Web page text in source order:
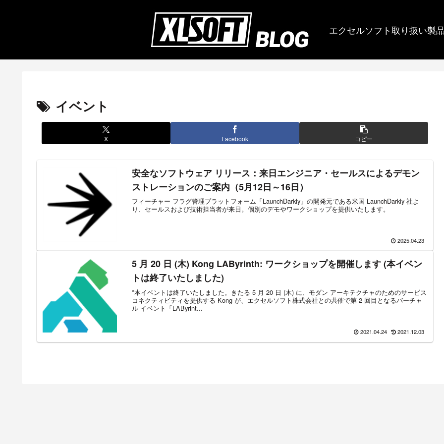
エクセルソフト取り扱い製
イベント
X Facebook コピー
安全なソフトウェア リリース：来日エンジニア・セールスによるデモン
ストレーションのご案内（5月12日～16日）
フィーチャー フラグ管理プラットフォーム「LaunchDarkly」の開発元である米国 LaunchDarkly 社よ
り、セールスおよび技術担当者が来日。個別のデモやワークショップを提供いたします。
2025.04.23
5 月 20 日 (木) Kong LAByrinth: ワークショップを開催します (本イベン
トは終了いたしました)
*本イベントは終了いたしました。きたる 5 月 20 日 (木) に、モダン アーキテクチャのためのサービス
コネクティビティを提供する Kong が、エクセルソフト株式会社との共催で第 2 回目となるバーチャ
ル イベント「LAByrint...
2021.04.24 2021.12.03